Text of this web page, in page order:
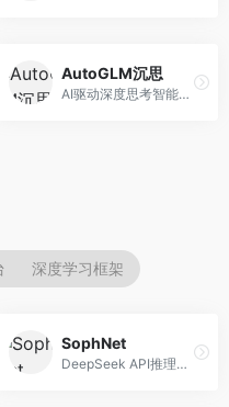
AutoGLM沉思
AI驱动深度思考智能体，专注于复杂推理任务。面向高级用户，提供深度分析、逻辑推理、决策支持等服务，推理能力强。
深度学习框架
SophNet
DeepSeek API推理平台，专注于DeepSeek模型服务。面向开发者，提供DeepSeek模型API、高性能推理、低成本服务，推理效率高。